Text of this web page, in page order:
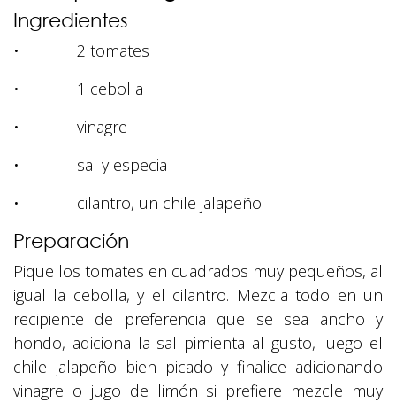
Ingredientes
• 2 tomates
• 1 cebolla
• vinagre
• sal y especia
• cilantro, un chile jalapeño
Preparación
Pique los tomates en cuadrados muy pequeños, al
igual la cebolla, y el cilantro. Mezcla todo en un
recipiente de preferencia que se sea ancho y
hondo, adiciona la sal pimienta al gusto, luego el
chile jalapeño bien picado y finalice adicionando
vinagre o jugo de limón si prefiere mezcle muy